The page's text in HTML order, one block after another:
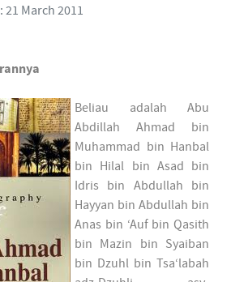
March 2011
Beliau adalah Abu
Abdillah Ahmad bin
Muhammad bin Hanbal
bin Hilal bin Asad bin
Idris bin Abdullah bin
Hayyan bin Abdullah bin
Anas bin ‘Auf bin Qasith
bin Mazin bin Syaiban
bin Dzuhl bin Tsa‘labah